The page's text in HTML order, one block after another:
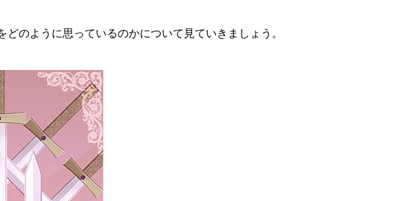
どのように思っているのかについて見ていきましょう。